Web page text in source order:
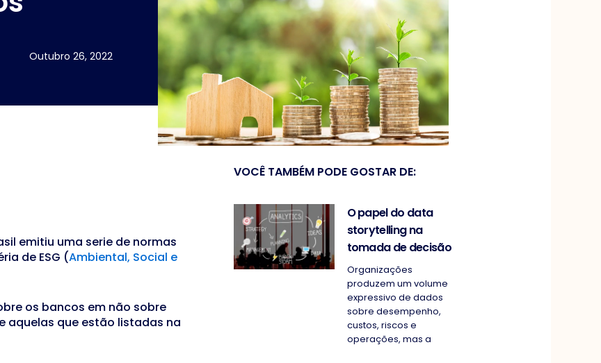
Outubro 26, 2022
emitiu uma serie de normas
de ESG (Ambiental, Social e
os bancos em não sobre
aquelas que estão listadas na
VOCÊ TAMBÉM PODE GOSTAR DE:
O papel do data
storytelling na
tomada de decisão
Organizações
produzem um volume
expressivo de dados
sobre desempenho,
custos, riscos e
operações, mas a